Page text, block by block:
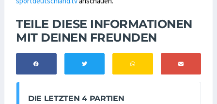
TEILE DIESE INFORMATIONEN
MIT DEINEN FREUNDEN
DIE LETZTEN 4 PARTIEN